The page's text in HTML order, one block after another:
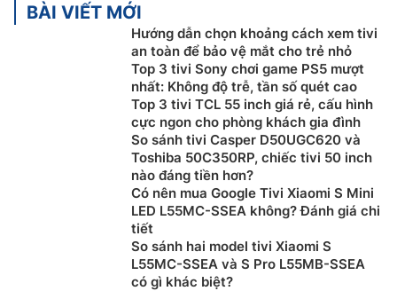
BÀI VIẾT MỚI
Hướng dẫn chọn khoảng cách xem tivi
an toàn để bảo vệ mắt cho trẻ nhỏ
Top 3 tivi Sony chơi game PS5 mượt
nhất: Không độ trễ, tần số quét cao
Top 3 tivi TCL 55 inch giá rẻ, cấu hình
cực ngon cho phòng khách gia đình
So sánh tivi Casper D50UGC620 và
Toshiba 50C350RP, chiếc tivi 50 inch
nào đáng tiền hơn?
Có nên mua Google Tivi Xiaomi S Mini
LED L55MC-SSEA không? Đánh giá chi
tiết
So sánh hai model tivi Xiaomi S
L55MC-SSEA và S Pro L55MB-SSEA
có gì khác biệt?